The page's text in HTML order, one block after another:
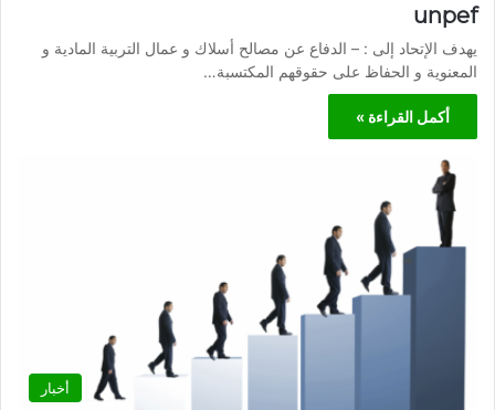
unpef
يهدف الإتحاد إلى : – الدفاع عن مصالح أسلاك و عمال التربية المادية و
المعنوية و الحفاظ على حقوقهم المكتسبة…
أكمل القراءة »
أخبار